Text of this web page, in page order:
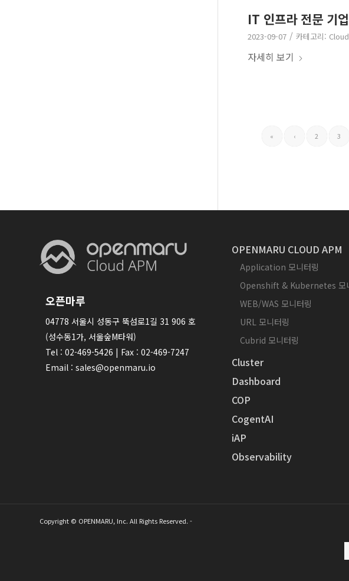
IT 인프라 전문 기
2023-09-07 / 카테고리: Cloud
자세히 보기
« ‹ 2 3
오픈마루
04778 서울시 성동구 뚝섬로1길 31 906 호
(성수동1가, 서울숲M타워)
Tel : 02-469-5426 | Fax : 02-469-7247
Email : sales@openmaru.io
OPENMARU CLOUD APM
Application 모니터링
Openshift & Kubernetes 모
WEB/WAS 모니터링
URL 모니터링
Cubrid 모니터링
Cluster
Dashboard
COP
CogentAI
iAP
Observability
Copyright © OPENMARU, Inc. All Rights Reserved. -